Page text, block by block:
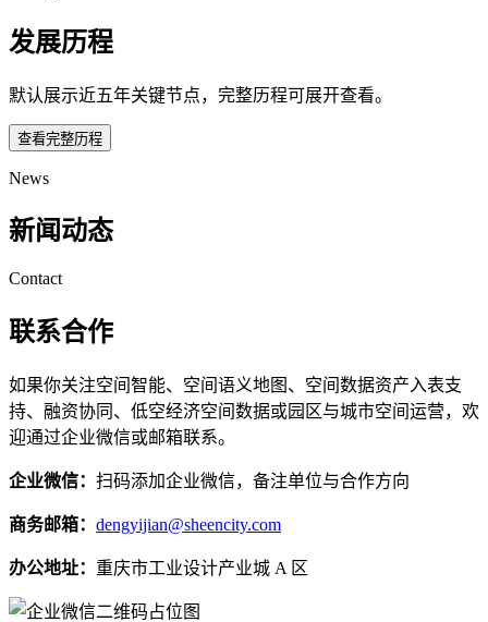
发展历程
默认展示近五年关键节点，完整历程可展开查看。
查看完整历程
News
新闻动态
Contact
联系合作
如果你关注空间智能、空间语义地图、空间数据资产入表支
持、融资协同、低空经济空间数据或园区与城市空间运营，欢
迎通过企业微信或邮箱联系。
企业微信： 扫码添加企业微信，备注单位与合作方向
商务邮箱： dengyijian@sheencity.com
办公地址： 重庆市工业设计产业城 A 区